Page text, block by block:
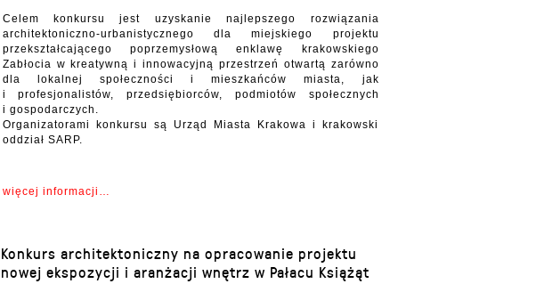
Celem konkursu jest uzyskanie najlepszego rozwiązania
architektoniczno-urbanistycznego dla miejskiego projektu
przekształcającego poprzemysłową enklawę krakowskiego
Zabłocia w kreatywną i innowacyjną przestrzeń otwartą zarówno
dla lokalnej społeczności i mieszkańców miasta, jak
i profesjonalistów, przedsiębiorców, podmiotów społecznych
i gospodarczych.
Organizatorami konkursu są Urząd Miasta Krakowa i krakowski
oddział SARP.
więcej informacji…
Konkurs architektoniczny na opracowanie projektu
nowej ekspozycji i aranżacji wnętrz w Pałacu Książąt